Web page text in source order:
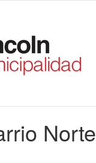
Norte